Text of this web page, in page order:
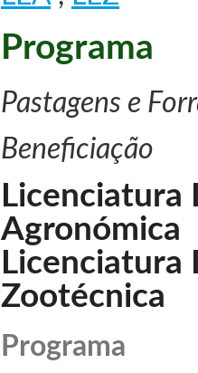
Programa
Pastagens e
Beneficiação
Agronómica
Zootécnica
Programa